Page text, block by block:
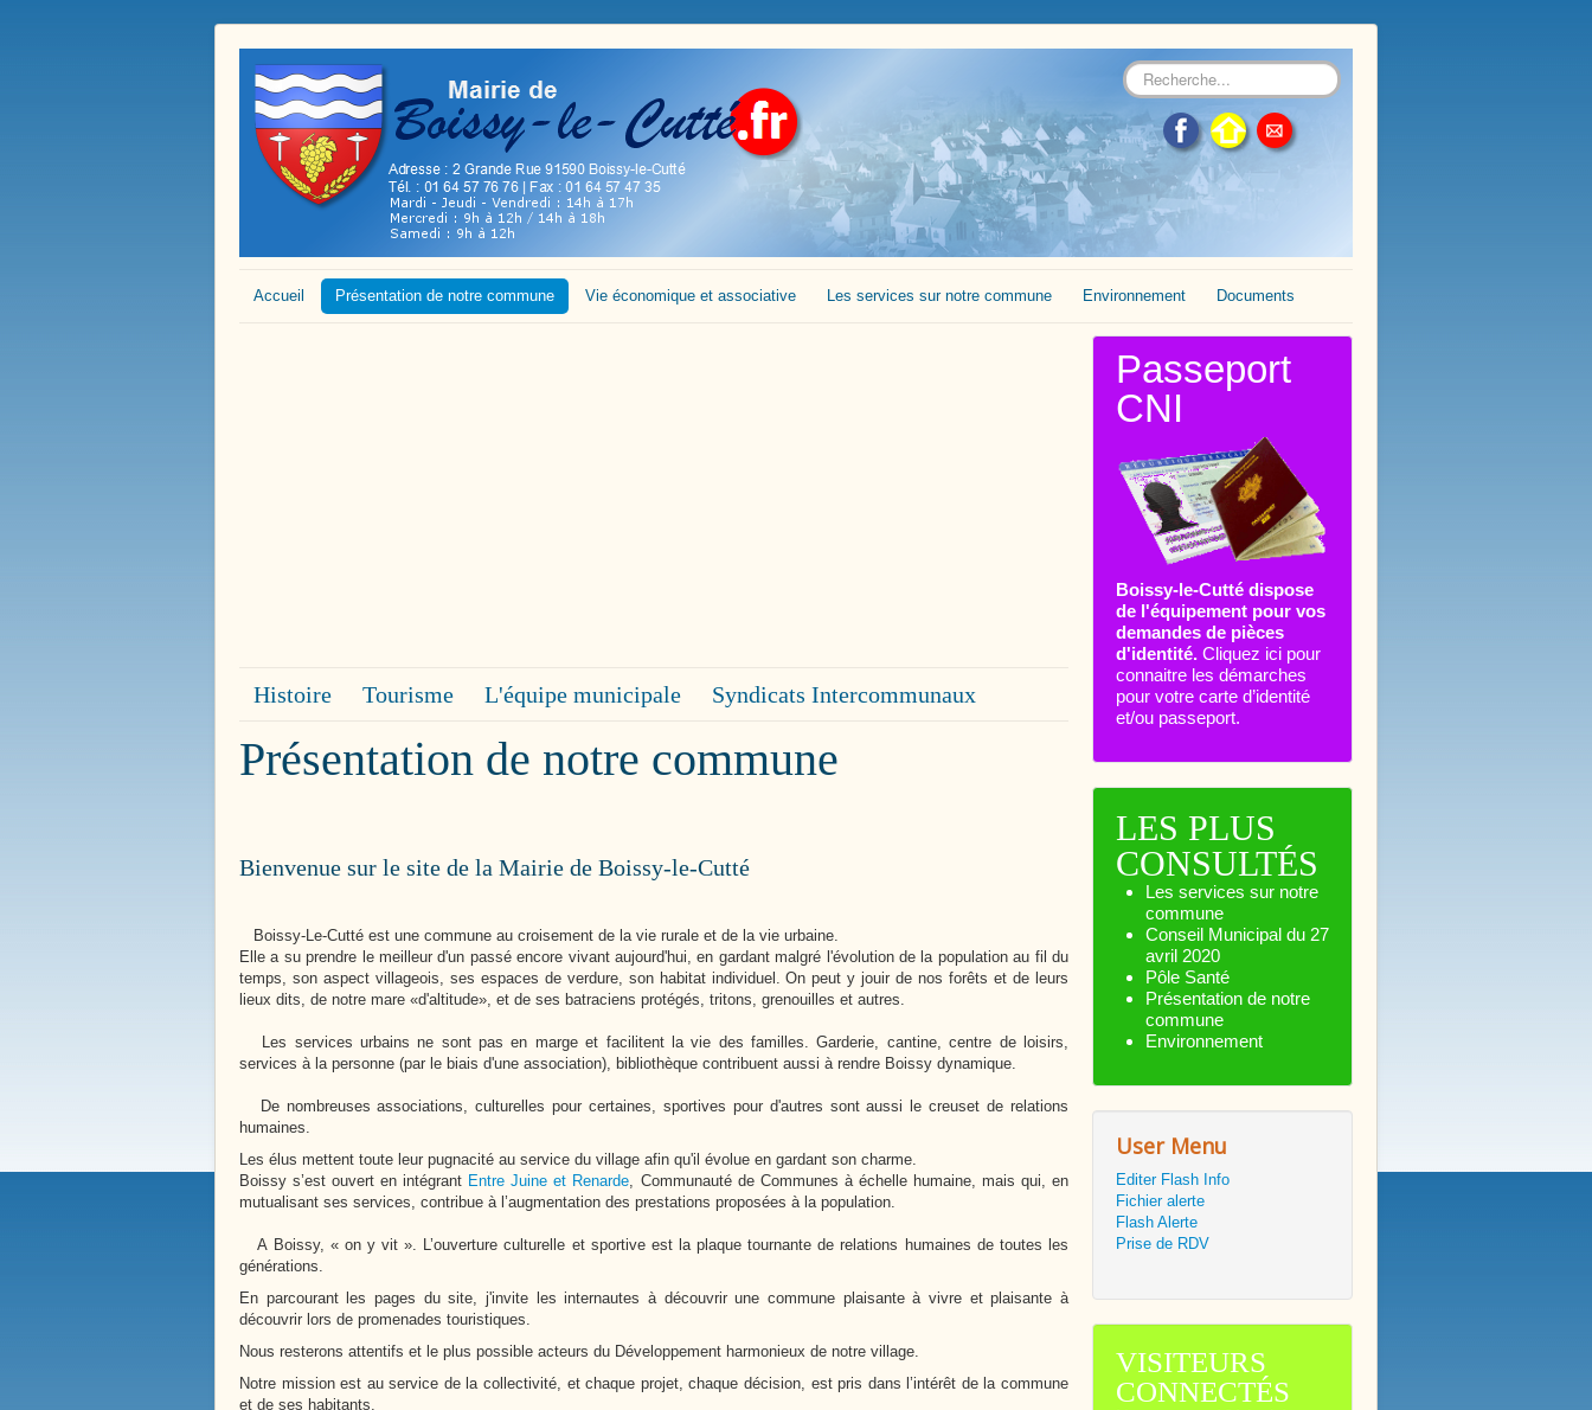
Rechercher
Accueil Présentation de notre commune Vie économique et associative Les services sur notre commune Environnement Documents
Bienvenue à
Boissy le Cutté
Bienvenue à
Boissy le Cutté
Histoire Tourisme L'équipe municipale Syndicats Intercommunaux
Présentation de notre commune
Bienvenue sur le site de la Mairie de Boissy-le-Cutté
Boissy-Le-Cutté est une commune au croisement de la vie rurale et de la vie urbaine.
Elle a su prendre le meilleur d'un passé encore vivant aujourd'hui, en gardant malgré l'évolution de la population au fil du
temps, son aspect villageois, ses espaces de verdure, son habitat individuel. On peut y jouir de nos forêts et de leurs
lieux dits, de notre mare «d'altitude», et de ses batraciens protégés, tritons, grenouilles et autres.
Les services urbains ne sont pas en marge et facilitent la vie des familles. Garderie, cantine, centre de loisirs,
services à la personne (par le biais d'une association), bibliothèque contribuent aussi à rendre Boissy dynamique.
De nombreuses associations, culturelles pour certaines, sportives pour d'autres sont aussi le creuset de relations
humaines.
Les élus mettent toute leur pugnacité au service du village afin qu'il évolue en gardant son charme.
Boissy s’est ouvert en intégrant Entre Juine et Renarde, Communauté de Communes à échelle humaine, mais qui, en
mutualisant ses services, contribue à l’augmentation des prestations proposées à la population.
A Boissy, « on y vit ». L’ouverture culturelle et sportive est la plaque tournante de relations humaines de toutes les
générations.
En parcourant les pages du site, j'invite les internautes à découvrir une commune plaisante à vivre et plaisante à
découvrir lors de promenades touristiques.
Nous resterons attentifs et le plus possible acteurs du Développement harmonieux de notre village.
Notre mission est au service de la collectivité, et chaque projet, chaque décision, est pris dans l’intérêt de la commune
et de ses habitants.
Passeport
CNI
Boissy-le-Cutté dispose
de l'équipement pour vos
demandes de pièces
d'identité. Cliquez ici pour
connaitre les démarches
pour votre carte d’identité
et/ou passeport.
LES PLUS
CONSULTÉS
Les services sur notre
commune
Conseil Municipal du 27
avril 2020
Pôle Santé
Présentation de notre
commune
Environnement
User Menu
Editer Flash Info
Fichier alerte
Flash Alerte
Prise de RDV
VISITEURS
CONNECTÉS